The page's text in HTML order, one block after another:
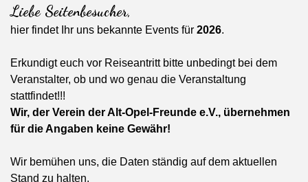
Liebe Seitenbesucher,
hier findet Ihr uns bekannte Events für 2026.
Erkundigt euch vor Reiseantritt bitte unbedingt bei dem
Veranstalter, ob und wo genau die Veranstaltung
stattfindet!!!
Wir, der Verein der Alt-Opel-Freunde e.V., übernehmen
für die Angaben keine Gewähr!
Wir bemühen uns, die Daten ständig auf dem aktuellen
Stand zu halten.